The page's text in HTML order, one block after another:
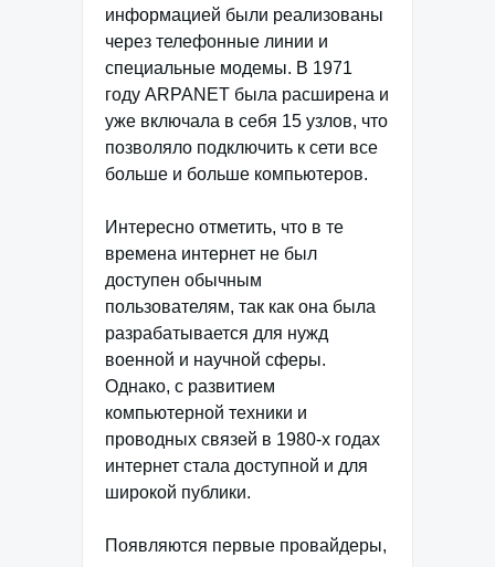
информацией были реализованы
через телефонные линии и
специальные модемы. В 1971
году ARPANET была расширена и
уже включала в себя 15 узлов, что
позволяло подключить к сети все
больше и больше компьютеров.
Интересно отметить, что в те
времена интернет не был
доступен обычным
пользователям, так как она была
разрабатывается для нужд
военной и научной сферы.
Однако, с развитием
компьютерной техники и
проводных связей в 1980-х годах
интернет стала доступной и для
широкой публики.
Появляются первые провайдеры,